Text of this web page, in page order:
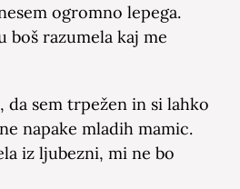
ogromno lepega.
boš razumela kaj me
da sem trpežen in si lahko
napake mladih mamic.
iz ljubezni, mi ne bo